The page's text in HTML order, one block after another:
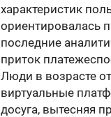
характеристик
ориентировалась
последние
приток
Люди в возрасте
виртуальные
досуга, вытесняя